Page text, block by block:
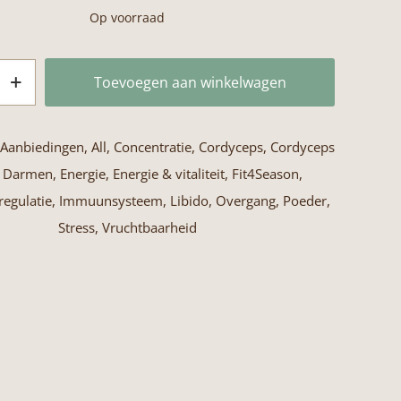
was:
€24,95.€18,95.
Op voorraad
Toevoegen aan winkelwagen
Aanbiedingen, All, Concentratie, Cordyceps, Cordyceps
Darmen, Energie, Energie & vitaliteit, Fit4Season,
, Immuunsysteem, Libido, Overgang, Poeder,
Stress, Vruchtbaarheid